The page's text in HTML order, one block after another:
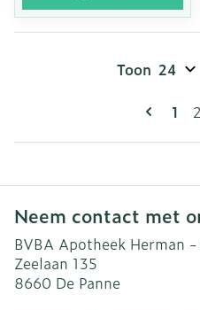
U
1 2
Toon
Neem contact met
BVBA Apotheek Herman
Zeelaan 135
8660 De Panne